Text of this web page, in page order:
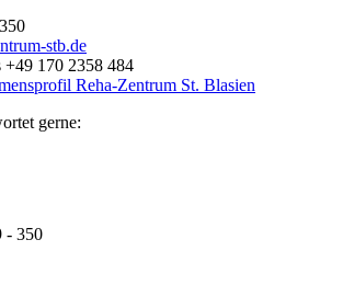
stb.de
+49 170 2358 484
Reha-Zentrum St. Blasien
gerne:
- 350